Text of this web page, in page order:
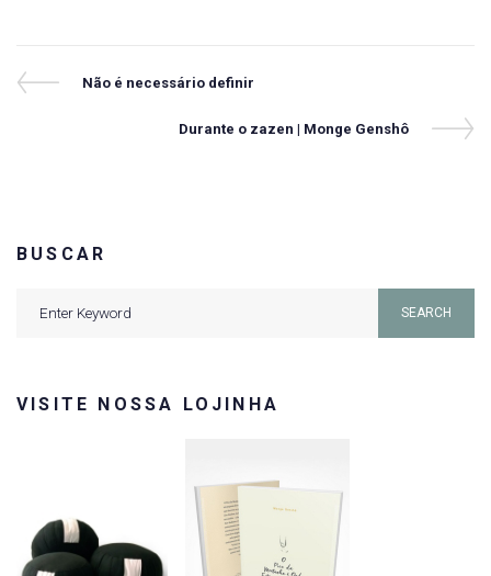
Navegação
Previous
Não é necessário definir
Next
Durante o zazen | Monge Genshô
BUSCAR
SEARCH
VISITE NOSSA LOJINHA